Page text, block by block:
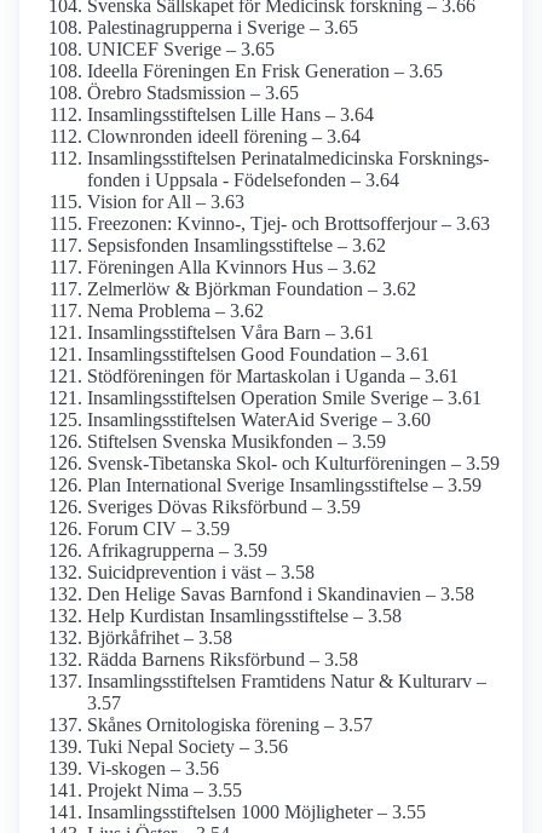
Svenska Sällskapet för Medicinsk forskning – 3.66
Palestina­grupperna i Sverige – 3.65
UNICEF Sverige – 3.65
Ideella Föreningen En Frisk Generation – 3.65
Örebro Stadsmission – 3.65
Insamlings­stiftelsen Lille Hans – 3.64
Clownronden ideell förening – 3.64
Insamlings­stiftelsen Perinatal­medicinska Forsknings­
fonden i Uppsala - Födelsefonden – 3.64
Vision for All – 3.63
Freezonen: Kvinno-, Tjej- och Brottsofferjour – 3.63
Sepsisfonden Insamlings­stiftelse – 3.62
Föreningen Alla Kvinnors Hus – 3.62
Zelmerlöw & Björkman Foundation – 3.62
Nema Problema – 3.62
Insamlings­stiftelsen Våra Barn – 3.61
Insamlings­stiftelsen Good Foundation – 3.61
Stödföreningen för Martaskolan i Uganda – 3.61
Insamlings­stiftelsen Operation Smile Sverige – 3.61
Insamlings­stiftelsen WaterAid Sverige – 3.60
Stiftelsen Svenska Musikfonden – 3.59
Svensk-Tibetanska Skol- och Kulturföreningen – 3.59
Plan International Sverige Insamlings­stiftelse – 3.59
Sveriges Dövas Riksförbund – 3.59
Forum CIV – 3.59
Afrikagrupperna – 3.59
Suicidprevention i väst – 3.58
Den Helige Savas Barnfond i Skandinavien – 3.58
Help Kurdistan Insamlings­stiftelse – 3.58
Björkåfrihet – 3.58
Rädda Barnens Riksförbund – 3.58
Insamlingsstiftelsen Framtidens Natur & Kulturarv –
3.57
Skånes Ornitologiska förening – 3.57
Tuki Nepal Society – 3.56
Vi-skogen – 3.56
Projekt Nima – 3.55
Insamlingsstiftelsen 1000 Möjligheter – 3.55